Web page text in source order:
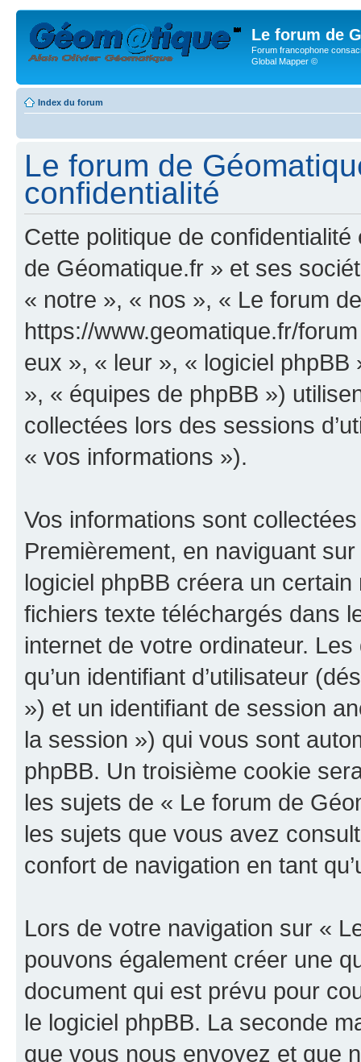
Le forum de
Forum francophone
Global Mapper ©
Index du forum
Le forum de
confidentialité
Cette politique de
de Géomatique.fr » et ses
« notre », « nos », « Le forum
https://www.geomatique.fr/
eux », « leur », « logiciel
», « équipes de phpBB »)
collectées lors des sessions
« vos informations »).
Vos informations sont
Premièrement, en naviguant
logiciel phpBB créera un
fichiers texte téléchargés dans
internet de votre ordinateur.
qu’un identifiant d’utilisateur
») et un identifiant de session
la session ») qui vous sont
phpBB. Un troisième cookie
les sujets de « Le forum de
les sujets que vous avez
confort de navigation en tant
Lors de votre navigation sur «
pouvons également créer une
document qui est prévu pour
le logiciel phpBB. La seconde
que vous nous envoyez et que